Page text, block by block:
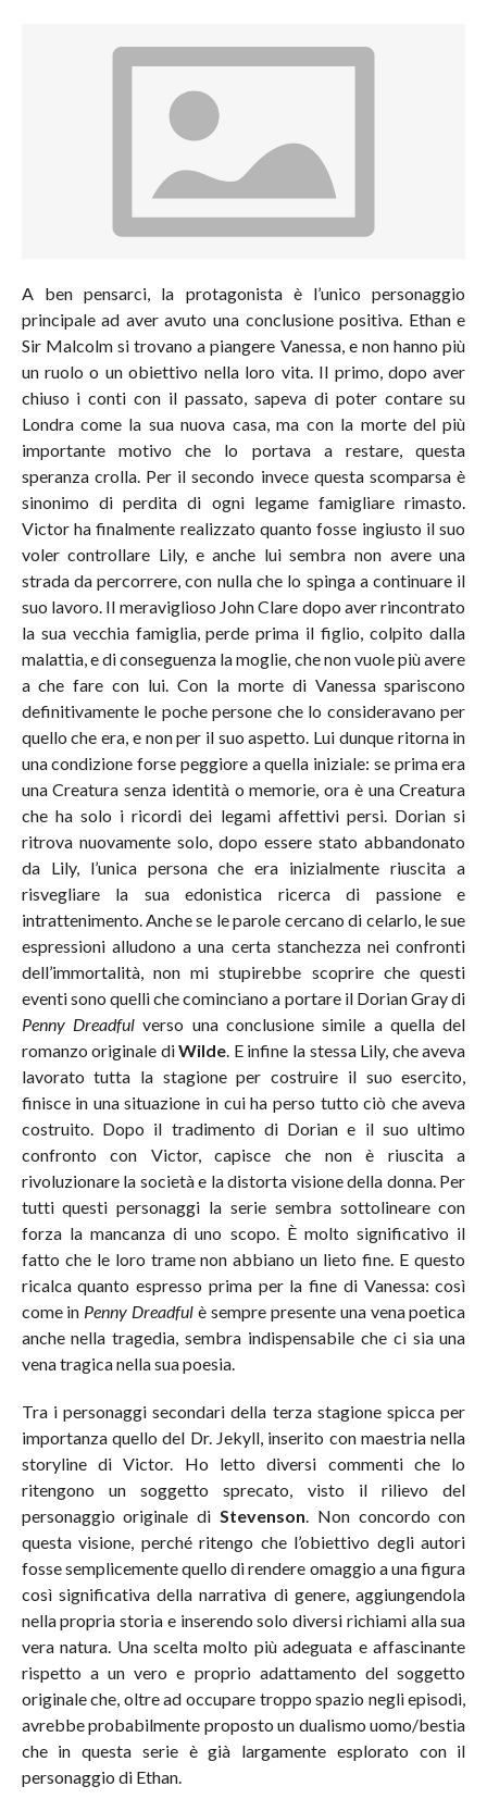
A ben pensarci, la protagonista è l’unico personaggio
principale ad aver avuto una conclusione positiva. Ethan e
Sir Malcolm si trovano a piangere Vanessa, e non hanno più
un ruolo o un obiettivo nella loro vita. Il primo, dopo aver
chiuso i conti con il passato, sapeva di poter contare su
Londra come la sua nuova casa, ma con la morte del più
importante motivo che lo portava a restare, questa
speranza crolla. Per il secondo invece questa scomparsa è
sinonimo di perdita di ogni legame famigliare rimasto.
Victor ha finalmente realizzato quanto fosse ingiusto il suo
voler controllare Lily, e anche lui sembra non avere una
strada da percorrere, con nulla che lo spinga a continuare il
suo lavoro. Il meraviglioso John Clare dopo aver rincontrato
la sua vecchia famiglia, perde prima il figlio, colpito dalla
malattia, e di conseguenza la moglie, che non vuole più avere
a che fare con lui. Con la morte di Vanessa spariscono
definitivamente le poche persone che lo consideravano per
quello che era, e non per il suo aspetto. Lui dunque ritorna in
una condizione forse peggiore a quella iniziale: se prima era
una Creatura senza identità o memorie, ora è una Creatura
che ha solo i ricordi dei legami affettivi persi. Dorian si
ritrova nuovamente solo, dopo essere stato abbandonato
da Lily, l’unica persona che era inizialmente riuscita a
risvegliare la sua edonistica ricerca di passione e
intrattenimento. Anche se le parole cercano di celarlo, le sue
espressioni alludono a una certa stanchezza nei confronti
dell’immortalità, non mi stupirebbe scoprire che questi
eventi sono quelli che cominciano a portare il Dorian Gray di
Penny Dreadfulverso una conclusione simile a quella del
romanzo originale diWilde. E infine la stessa Lily, che aveva
lavorato tutta la stagione per costruire il suo esercito,
finisce in una situazione in cui ha perso tutto ciò che aveva
costruito. Dopo il tradimento di Dorian e il suo ultimo
confronto con Victor, capisce che non è riuscita a
rivoluzionare la società e la distorta visione della donna. Per
tutti questi personaggi la serie sembra sottolineare con
forza la mancanza di uno scopo. È molto significativo il
fatto che le loro trame non abbiano un lieto fine. E questo
ricalca quanto espresso prima per la fine di Vanessa: così
come in Penny Dreadful è sempre presente una vena poetica
anche nella tragedia, sembra indispensabile che ci sia una
vena tragica nella sua poesia.
Tra i personaggi secondari della terza stagione spicca per
importanza quello del Dr. Jekyll, inserito con maestria nella
storyline di Victor. Ho letto diversi commenti che lo
ritengono un soggetto sprecato, visto il rilievo del
personaggio originale di Stevenson. Non concordo con
questa visione, perché ritengo che l’obiettivo degli autori
fosse semplicemente quello di rendere omaggio a una figura
così significativa della narrativa di genere, aggiungendola
nella propria storia e inserendo solo diversi richiami alla sua
vera natura. Una scelta molto più adeguata e affascinante
rispetto a un vero e proprio adattamento del soggetto
originale che, oltre ad occupare troppo spazio negli episodi,
avrebbe probabilmente proposto un dualismo uomo/bestia
che in questa serie è già largamente esplorato con il
personaggio di Ethan.